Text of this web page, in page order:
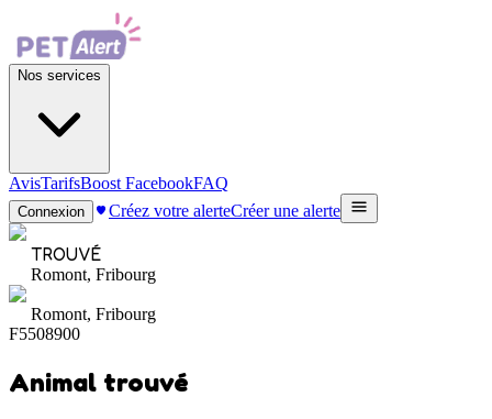
Nos services
AvisTarifsBoost FacebookFAQ
Connexion Créez votre alerteCréer une alerte
TROUVÉ
Romont, Fribourg
Romont, Fribourg
F5508900
Animal trouvé